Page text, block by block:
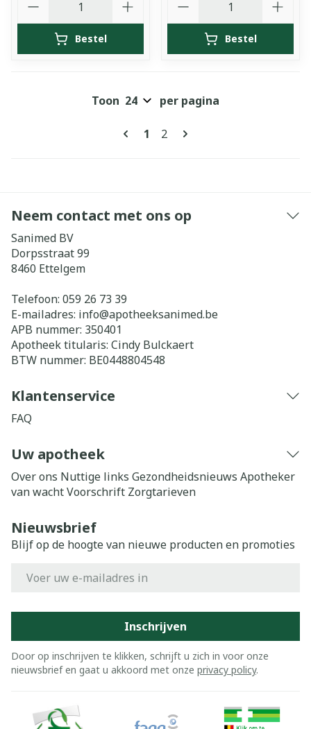
Bestel Bestel
Pagina's
U lees momenteel pagina
1 Pagina
2
Toon per pagina
Neem contact met ons op
Sanimed BV
Dorpsstraat 99
8460 Ettelgem
Telefoon: 059 26 73 39
E-mailadres: info@apotheeksanimed.be
APB nummer: 350401
Apotheek titularis: Cindy Bulckaert
BTW nummer: BE0448804548
Klantenservice
FAQ
Uw apotheek
Over ons Nuttige links Gezondheidsnieuws Apotheker
van wachtVoorschrift Zorgtarieven
Nieuwsbrief
Blijf op de hoogte van nieuwe producten en promoties
Inschrijven
Door op inschrijven te klikken, schrijft u zich in voor onze
nieuwsbrief en gaat u akkoord met onze privacy policy.